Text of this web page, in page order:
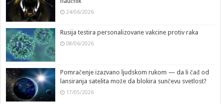
24/06/2026
Rusija testira personalizovane vakcine protiv raka
08/06/2026
Pomračenje izazvano ljudskom rukom — da li čađ od
lansiranja satelita može da blokira sunčevu svetlost?
17/05/2026